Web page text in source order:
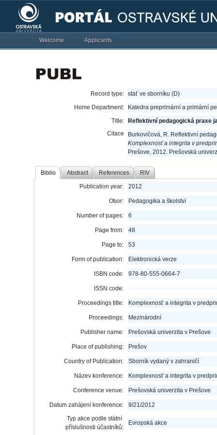
Welcome Applicants
Record type: stať ve sborníku (D)
Home Department:
Katedra preprimární a primární
Title:
Reflektivní pedagogická praxe
Citace
Burkovičová, R. Reflektivní
Komplexnosť a integrita v
Prešove, 2012. Prešovská
Biblio Abstract References RIV
Publication year: 2012
Obor: Pedagogika a školství
Number of pages: 6
Page from: 48
Page to: 53
Form of publication: Elektronická verze
ISBN code: 978-80-555-0664-7
ISSN code:
Proceedings title: Komplexnosť a integrita v
Proceedings: Mezinárodní
Publisher name: Prešovská univerzita v Prešove
Place of publishing: Prešov
Country of Publication: Sborník vydaný v zahraničí
Název konference: Komplexnosť a integrita v
Conference venue: Prešovská univerzita v Prešove
Datum zahájení konference:
9/21/2012
Typ akce podle státní
příslušnosti účastníků:
Evropská akce